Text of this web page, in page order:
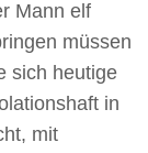
Mann elf
müssen
sich heutige
in
mit